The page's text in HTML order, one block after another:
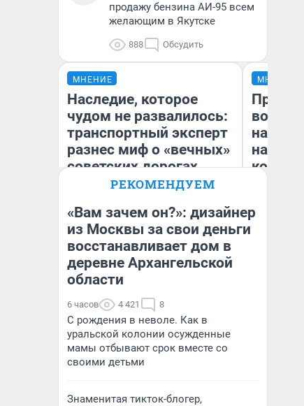
продажу бензина АИ-95 всем
желающим в Якутске
888 Обсудить
МНЕНИЕ
Наследие, которое
чудом не развалилось:
транспортный эксперт
разнес миф о «вечных»
советских дорогах
Олег Арефьев
Блогер, предприниматель,
владелец в транспортном
бизнесе
МНЕНИЕ
нам
РЕКОМЕНДУЕМ
«Вам зачем он?»: дизайнер
из Москвы за свои деньги
восстанавливает дом в
деревне Архангельской
области
6 часов 4 421 8
С рождения в неволе. Как в
уральской колонии осужденные
мамы отбывают срок вместе со
своими детьми
Знаменитая тикток-блогер,